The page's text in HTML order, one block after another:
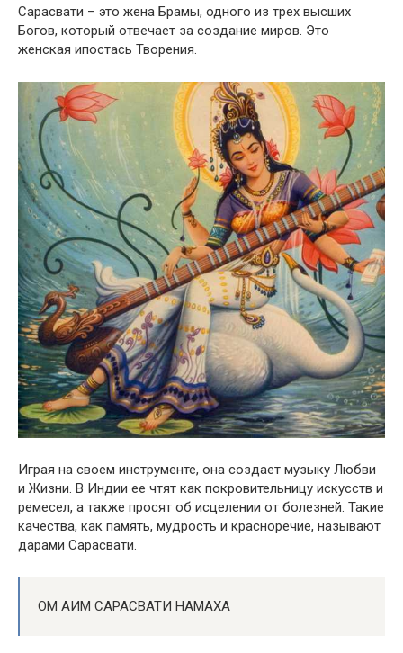
Сарасвати – это жена Брамы, одного из трех высших
Богов, который отвечает за создание миров. Это
женская ипостась Творения.
Играя на своем инструменте, она создает музыку Любви
и Жизни. В Индии ее чтят как покровительницу искусств и
ремесел, а также просят об исцелении от болезней. Такие
качества, как память, мудрость и красноречие, называют
дарами Сарасвати.
ОМ АИМ САРАСВАТИ НАМАХА